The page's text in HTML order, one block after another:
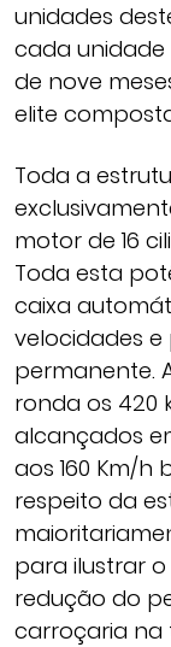
unidades
cada unidade
de nove
elite
Toda a
motor de 16
Toda esta
caixa
velocidades
permanente.
ronda os 420
alcançados
aos 160 Km/h
respeito da
para ilustrar
redução do
carroçaria na